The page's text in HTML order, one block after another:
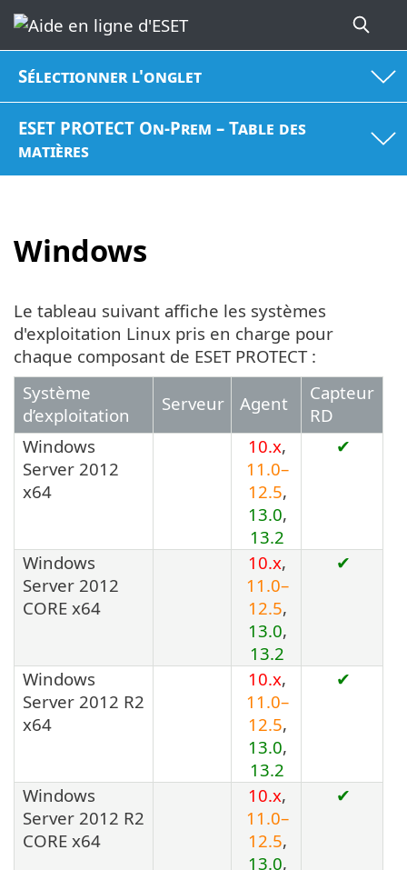
Sélectionner l'onglet
ESET PROTECT On-Prem – Table des
matières
Windows
Le tableau suivant affiche les systèmes
d'exploitation Linux pris en charge pour
chaque composant de ESET PROTECT :
Système
d’exploitation
Serveur Agent
Capteur
RD
Windows
Server 2012
x64
10.x,
11.0–
12.5,
13.0,
13.2
✔
Windows
Server 2012
CORE x64
10.x,
11.0–
12.5,
13.0,
13.2
✔
Windows
Server 2012 R2
x64
10.x,
11.0–
12.5,
13.0,
13.2
✔
Windows
Server 2012 R2
CORE x64
10.x,
11.0–
12.5,
13.0,
✔